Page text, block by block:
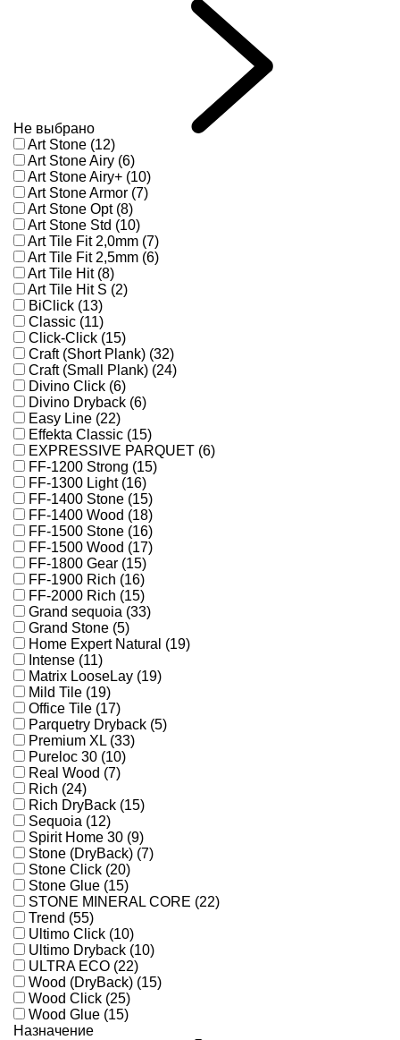
Не выбрано
Art Stone (12)
Art Stone Airy (6)
Art Stone Airy+ (10)
Art Stone Armor (7)
Art Stone Opt (8)
Art Stone Std (10)
Art Tile Fit 2,0mm (7)
Art Tile Fit 2,5mm (6)
Art Tile Hit (8)
Art Tile Hit S (2)
BiClick (13)
Classic (11)
Click-Click (15)
Craft (Short Plank) (32)
Craft (Small Plank) (24)
Divino Click (6)
Divino Dryback (6)
Easy Line (22)
Effekta Classic (15)
EXPRESSIVE PARQUET (6)
FF-1200 Strong (15)
FF-1300 Light (16)
FF-1400 Stone (15)
FF-1400 Wood (18)
FF-1500 Stone (16)
FF-1500 Wood (17)
FF-1800 Gear (15)
FF-1900 Rich (16)
FF-2000 Rich (15)
Grand sequoia (33)
Grand Stone (5)
Home Expert Natural (19)
Intense (11)
Matrix LooseLay (19)
Mild Tile (19)
Office Tile (17)
Parquetry Dryback (5)
Premium XL (33)
Pureloc 30 (10)
Real Wood (7)
Rich (24)
Rich DryBack (15)
Sequoia (12)
Spirit Home 30 (9)
Stone (DryBack) (7)
Stone Click (20)
Stone Glue (15)
STONE MINERAL CORE (22)
Trend (55)
Ultimo Click (10)
Ultimo Dryback (10)
ULTRA ECO (22)
Wood (DryBack) (15)
Wood Click (25)
Wood Glue (15)
Назначение